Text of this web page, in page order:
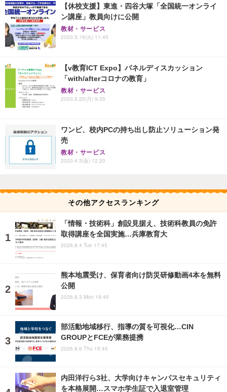
【休校支援】東進・四谷大塚「全国統一オンライ
ン講座」教員向けに公開
教材・サービス
2020.5.19(火) 11:45
【v教育ICT Expo】パネルディスカッション
「with/afterコロナの教育」
教材・サービス
2020.5.25(月) 9:35
ワンビ、校内PCの持ち出し防止ソリューション発
売
教材・サービス
2020.4.3(金) 12:20
その他アクセスランキング
「情報・技術科」創設見据え、技術科教員の免許
取得講座を全国実施…兵庫教育大
2026.8.4 Tue 17:45
熊本地震受け、保育者向け防災研修動画4本を無料
公開
2026.8.3 Mon 19:45
部活動地域移行、指導の質を可視化…CIN
GROUPとFCEが業務提携
2026.8.6 Thu 15:45
内田洋行ら3社、大学向けキャンパスセキュリティ
を本格展開…スマホ学生証で入退室管理